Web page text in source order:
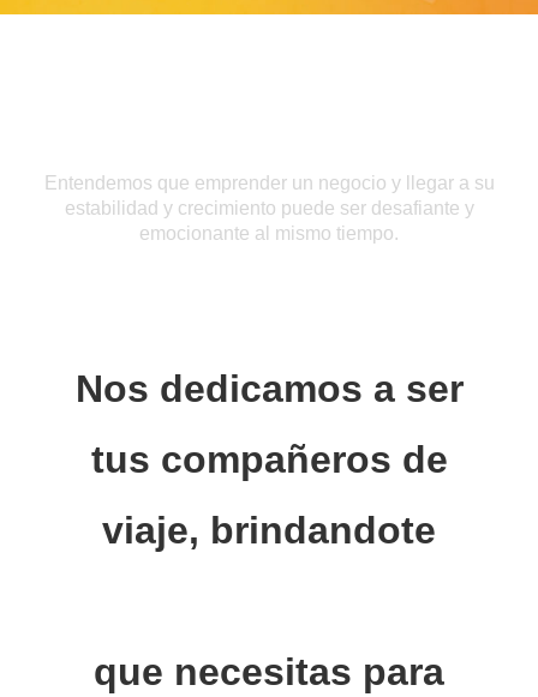
Entendemos que emprender un negocio y llegar a su
estabilidad y crecimiento puede ser desafiante y
emocionante al mismo tiempo.
Nos dedicamos a ser
tus compañeros de
viaje, brindandote
que necesitas para